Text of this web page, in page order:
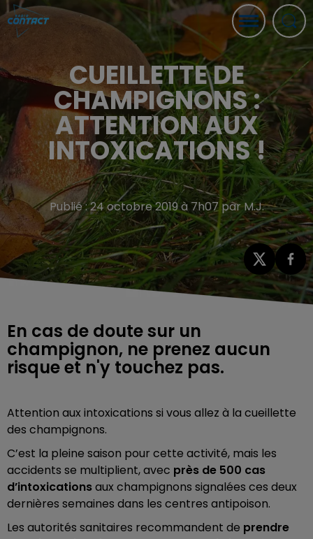
CUEILLETTE DE
CHAMPIGNONS :
ATTENTION AUX
INTOXICATIONS !
Publié : 24 octobre 2019 à 7h07 par M.J.
En cas de doute sur un
champignon, ne prenez aucun
risque et n'y touchez pas.
Attention aux intoxications si vous allez à la cueillette
des champignons.
C’est la pleine saison pour cette activité, mais les
accidents se multiplient, avec près de 500 cas
d’intoxicationsaux champignons signalées ces deux
dernières semaines dans les centres antipoison.
Les autorités sanitaires recommandent de prendre